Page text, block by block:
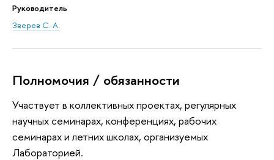
Руководитель
Зверев С. А.
Полномочия / обязанности
Участвует в коллективных проектах, регулярных
научных семинарах, конференциях, рабочих
семинарах и летних школах, организуемых
Лабораторией.